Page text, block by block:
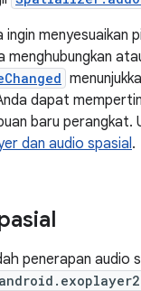
ingin
menghubungkan
dapat
baru
dan audio spasial.
penerapan audio